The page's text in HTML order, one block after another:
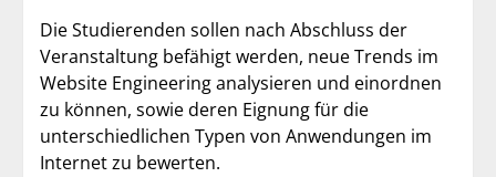
Die Studierenden sollen nach Abschluss der
Veranstaltung befähigt werden, neue Trends im
Website Engineering analysieren und einordnen
zu können, sowie deren Eignung für die
unterschiedlichen Typen von Anwendungen im
Internet zu bewerten.